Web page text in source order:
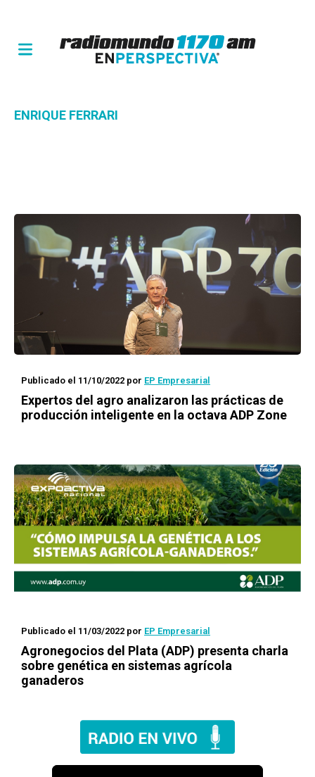
ENRIQUE FERRARI
Publicado el 11/10/2022 por EP Empresarial
Expertos del agro analizaron las prácticas de
producción inteligente en la octava ADP Zone
Publicado el 11/03/2022 por EP Empresarial
Agronegocios del Plata (ADP) presenta charla
sobre genética en sistemas agrícola
ganaderos